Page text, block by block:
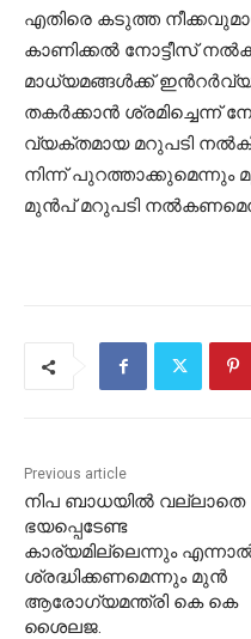
എതിരെ കടുത്ത
കാണിക്കൽ നോട്ടീസ്
മാധ്യമങ്ങൾക്ക്
തകർക്കാൻ ശ്രമിച്ചെന്ന്
വ്യക്തമായ മറുപടി
നിന്ന് പുറത്താക്കുമെന്നും
മുൻപ് മറുപടി
Previous article
നിപ ബാധയിൽ വല്ലാതെ
ഭയപ്പെടേണ്ട
കാര്യമില്ലെന്നും
ശ്രദ്ധിക്കണമെന്നും മുൻ
ആരോഗ്യമന്ത്രി കെ കെ
ശൈലജ.